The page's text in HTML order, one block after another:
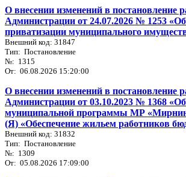
О внесении изменений в постановление
Администрации от 24.07.2026 № 1253
приватизации муниципального
Внешний код: 31847
Тип: Постановление
№: 1315
От: 06.08.2026 15:20:00
О внесении изменений в постановление
Администрации от 03.10.2023 № 1368
муниципальной программы МР
(Я) «Обеспечение жильем работников
Внешний код: 31832
Тип: Постановление
№: 1309
От: 05.08.2026 17:09:00